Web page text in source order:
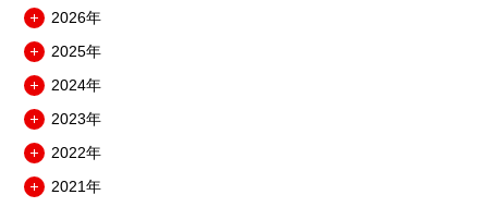
2026年
ニ
ュ
を
開
2025年
ニ
ュ
を
開
2024年
ニ
ュ
を
2023年
ニ
ュ
2022年
ニ 2021年